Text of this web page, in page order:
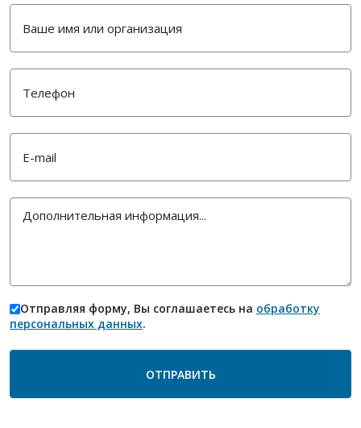
Отправляя форму, Вы соглашаетесь на обработку
персональных данных.